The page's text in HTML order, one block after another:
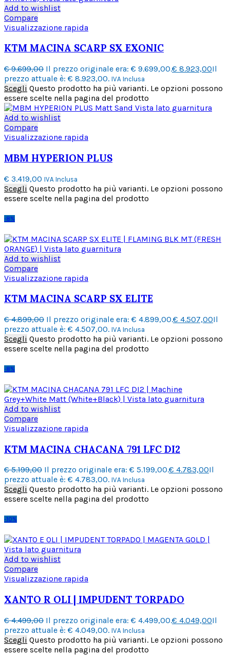
Add to wishlist
Compare
Visualizzazione rapida
KTM MACINA SCARP SX EXONIC
€9.699,00 Il prezzo originale era: € 9.699,00.€ 8.923,00Il
prezzo attuale è: € 8.923,00. IVA Inclusa
Scegli Questo prodotto ha più varianti. Le opzioni possono
essere scelte nella pagina del prodotto
Add to wishlist
Compare
Visualizzazione rapida
MBM HYPERION PLUS
€ 3.419,00 IVA Inclusa
Scegli Questo prodotto ha più varianti. Le opzioni possono
essere scelte nella pagina del prodotto
-8%
Add to wishlist
Compare
Visualizzazione rapida
KTM MACINA SCARP SX ELITE
€4.899,00 Il prezzo originale era: € 4.899,00.€ 4.507,00Il
prezzo attuale è: € 4.507,00. IVA Inclusa
Scegli Questo prodotto ha più varianti. Le opzioni possono
essere scelte nella pagina del prodotto
-8%
Add to wishlist
Compare
Visualizzazione rapida
KTM MACINA CHACANA 791 LFC DI2
€5.199,00 Il prezzo originale era: € 5.199,00.€ 4.783,00Il
prezzo attuale è: € 4.783,00. IVA Inclusa
Scegli Questo prodotto ha più varianti. Le opzioni possono
essere scelte nella pagina del prodotto
-10%
Add to wishlist
Compare
Visualizzazione rapida
XANTO R OLI | IMPUDENT TORPADO
€4.499,00 Il prezzo originale era: € 4.499,00.€ 4.049,00Il
prezzo attuale è: € 4.049,00. IVA Inclusa
Scegli Questo prodotto ha più varianti. Le opzioni possono
essere scelte nella pagina del prodotto